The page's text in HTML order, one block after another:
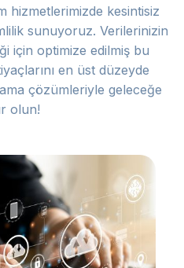
hizmetlerimizde kesintisiz
sunuyoruz. Verilerinizin
için optimize edilmiş bu
en üst düzeyde
çözümleriyle geleceğe
olun!